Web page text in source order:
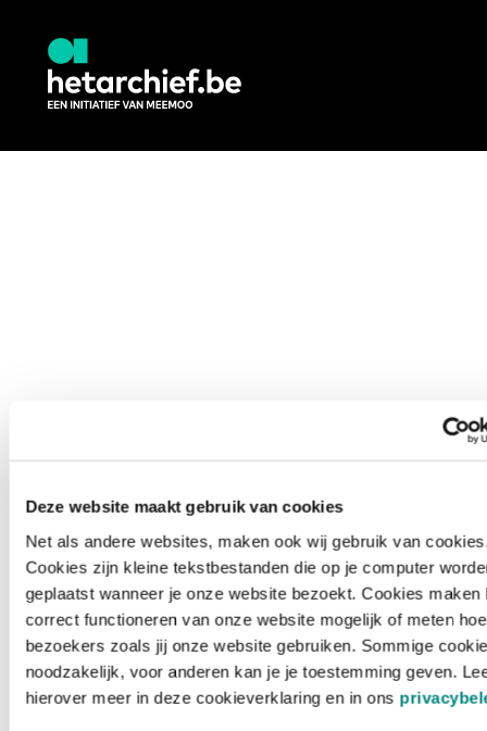
Deze website maakt gebruik van cookies
Net als andere websites, maken ook wij gebruik van
Cookies zijn kleine tekstbestanden die op je computer
geplaatst wanneer je onze website bezoekt. Cookies maken
correct functioneren van onze website mogelijk of meten hoe
bezoekers zoals jij onze website gebruiken. Sommige
noodzakelijk, voor anderen kan je je toestemming geven.
hierover meer in deze cookieverklaring en in ons